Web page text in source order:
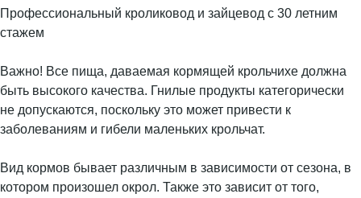
Профессиональный кроликовод и зайцевод с 30 летним
стажем
Важно! Все пища, даваемая кормящей крольчихе должна
быть высокого качества. Гнилые продукты категорически
не допускаются, поскольку это может привести к
заболеваниям и гибели маленьких крольчат.
Вид кормов бывает различным в зависимости от сезона, в
котором произошел окрол. Также это зависит от того,